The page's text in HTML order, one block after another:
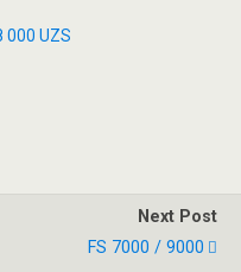
000UZS
Next Post
FS 7000 / 9000